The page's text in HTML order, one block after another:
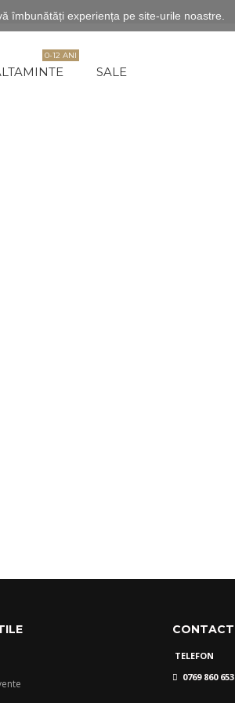
0-12 ANI
SALE
CONTACT
TELEFON
0769 860 653
îmbunătăți experiența pe site-urile noastre.